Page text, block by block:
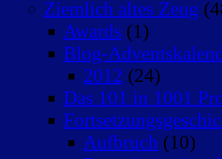
Ziemlich altes Zeug
Awards (1)
Blog-
2012 (24)
Das 101 in 1001
Aufbruch (10)